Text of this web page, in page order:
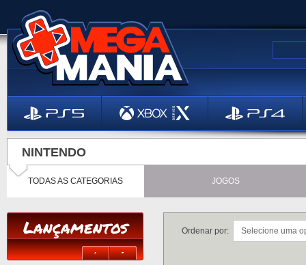
NINTENDO
TODAS AS CATEGORIAS JOGOS
Lançamentos Ordenar por: